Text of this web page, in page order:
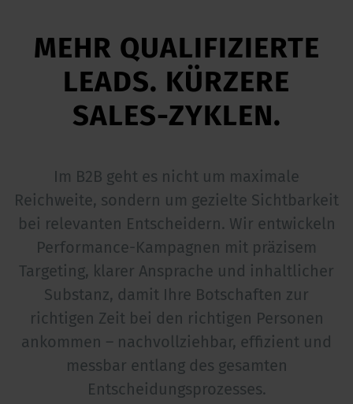
MEHR QUALIFIZIERTE
LEADS. KÜRZERE
SALES-ZYKLEN.
Im B2B geht es nicht um maximale
Reichweite, sondern um gezielte Sichtbarkeit
bei relevanten Entscheidern. Wir entwickeln
Performance-Kampagnen mit präzisem
Targeting, klarer Ansprache und inhaltlicher
Substanz, damit Ihre Botschaften zur
richtigen Zeit bei den richtigen Personen
ankommen – nachvollziehbar, effizient und
messbar entlang des gesamten
Entscheidungsprozesses.